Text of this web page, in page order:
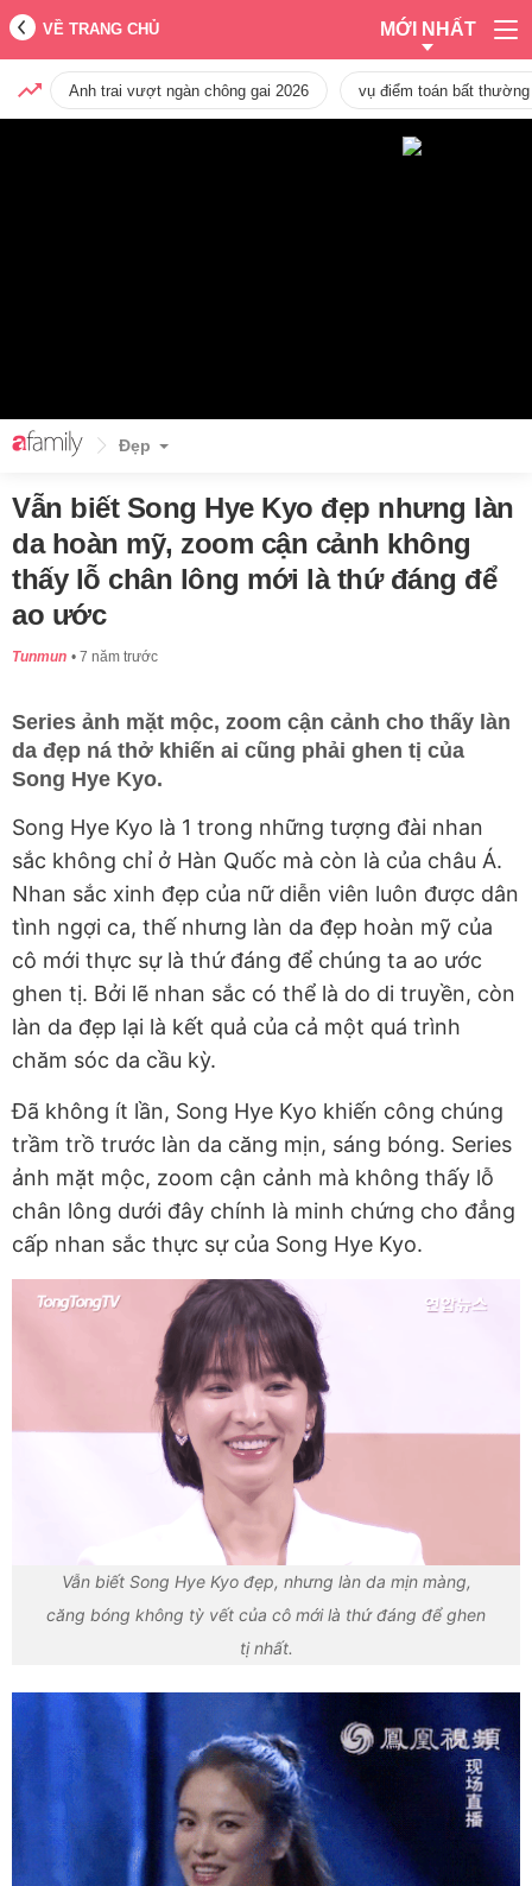
VỀ TRANG CHỦ MỚI NHẤT
Anh trai vượt ngàn chông gai 2026 vụ điểm toán bất
Đẹp
Vẫn biết Song Hye Kyo đẹp nhưng làn
da hoàn mỹ, zoom cận cảnh không
thấy lỗ chân lông mới là thứ đáng để
ao ước
Tunmun 7 năm trước
Series ảnh mặt mộc, zoom cận cảnh cho thấy làn
da đẹp ná thở khiến ai cũng phải ghen tị của
Song Hye Kyo.
Song Hye Kyo là 1 trong những tượng đài nhan
sắc không chỉ ở Hàn Quốc mà còn là của châu Á.
Nhan sắc xinh đẹp của nữ diễn viên luôn được dân
tình ngợi ca, thế nhưng làn da đẹp hoàn mỹ của
cô mới thực sự là thứ đáng để chúng ta ao ước
ghen tị. Bởi lẽ nhan sắc có thể là do di truyền, còn
làn da đẹp lại là kết quả của cả một quá trình
chăm sóc da cầu kỳ.
Đã không ít lần, Song Hye Kyo khiến công chúng
trầm trồ trước làn da căng mịn, sáng bóng. Series
ảnh mặt mộc, zoom cận cảnh mà không thấy lỗ
chân lông dưới đây chính là minh chứng cho đẳng
cấp nhan sắc thực sự của Song Hye Kyo.
Vẫn biết Song Hye Kyo đẹp, nhưng làn da mịn màng,
căng bóng không tỳ vết của cô mới là thứ đáng để ghen
tị nhất.